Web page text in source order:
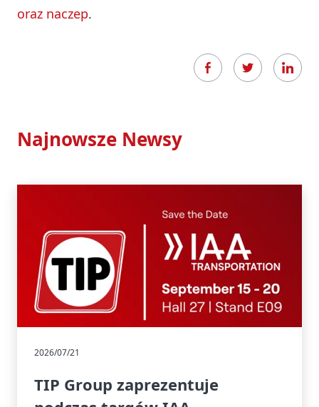
oraz naczep.
Najnowsze Newsy
2026/07/21
TIP Group zaprezentuje